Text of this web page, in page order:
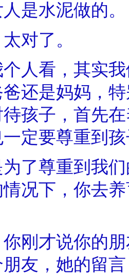
是水泥做的。
对了。
看，其实我
还是妈妈，
孩子，首先
定要尊重到
尊重到我们
况下，你去
才说你的朋
友，她的留